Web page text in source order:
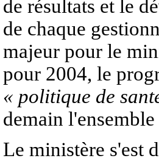
de résultats et le
de chaque
majeur pour le
pour 2004, le
« politique de
demain l'ensemble
Le ministère s'est